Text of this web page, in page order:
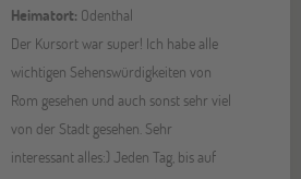
Heimatort: Odenthal
Der Kursort war super! Ich habe alle
wichtigen Sehenswürdigkeiten von
Rom gesehen und auch sonst sehr viel
von der Stadt gesehen. Sehr
interessant alles:) Jeden Tag, bis auf